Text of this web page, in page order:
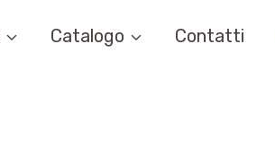
Catalogo Contatti